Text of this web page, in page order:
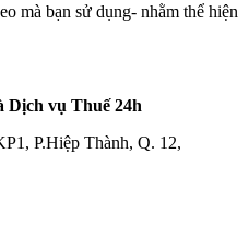
mà bạn sử dụng- nhằm thể hiện
vụ Thuế 24h
P.Hiệp Thành, Q. 12,